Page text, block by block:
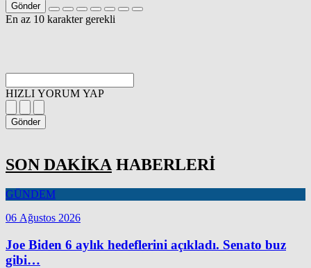
Gönder
En az 10 karakter gerekli
HIZLI YORUM YAP
Gönder
SON DAKİKA HABERLERİ
GÜNDEM
06 Ağustos 2026
Joe Biden 6 aylık hedeflerini açıkladı. Senato buz
gibi…